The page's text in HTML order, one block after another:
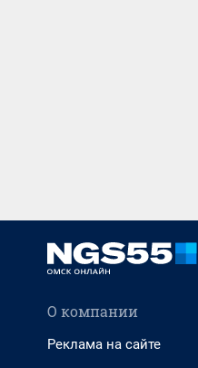
О компании
Реклама на сайте